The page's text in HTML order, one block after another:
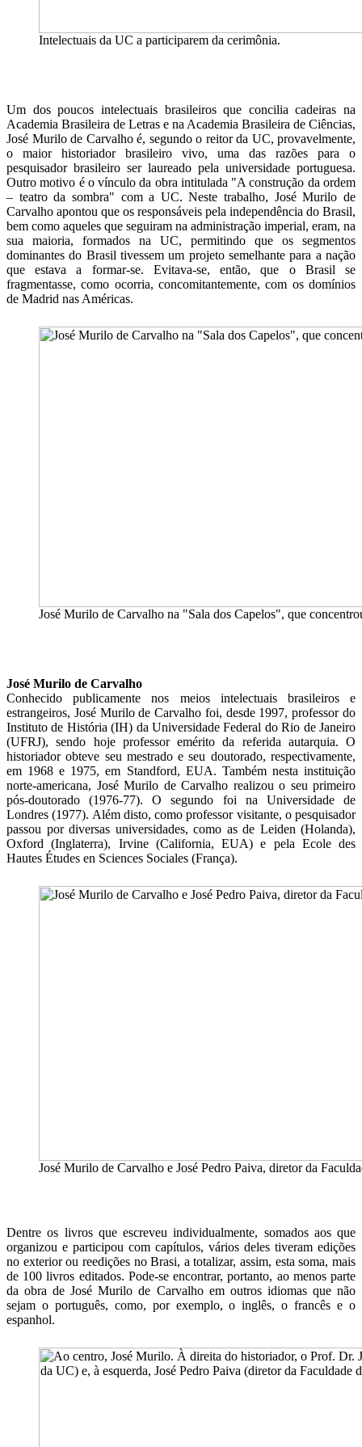
Intelectuais da UC a participarem da cerimônia.
Um dos poucos intelectuais brasileiros que concilia cadeiras na
Academia Brasileira de Letras e na Academia Brasileira de Ciências,
José Murilo de Carvalho é, segundo o reitor da UC, provavelmente,
o maior historiador brasileiro vivo, uma das razões para o
pesquisador brasileiro ser laureado pela universidade portuguesa.
Outro motivo é o vínculo da obra intitulada "A construção da ordem
– teatro da sombra" com a UC. Neste trabalho, José Murilo de
Carvalho apontou que os responsáveis pela independência do Brasil,
bem como aqueles que seguiram na administração imperial, eram, na
sua maioria, formados na UC, permitindo que os segmentos
dominantes do Brasil tivessem um projeto semelhante para a nação
que estava a formar-se. Evitava-se, então, que o Brasil se
fragmentasse, como ocorria, concomitantemente, com os domínios
de Madrid nas Américas.
José Murilo de Carvalho na "Sala dos Capelos", que
José Murilo de Carvalho
Conhecido publicamente nos meios intelectuais brasileiros e
estrangeiros, José Murilo de Carvalho foi, desde 1997, professor do
Instituto de História (IH) da Universidade Federal do Rio de Janeiro
(UFRJ), sendo hoje professor emérito da referida autarquia. O
historiador obteve seu mestrado e seu doutorado, respectivamente,
em 1968 e 1975, em Standford, EUA. Também nesta instituição
norte-americana, José Murilo de Carvalho realizou o seu primeiro
pós-doutorado (1976-77). O segundo foi na Universidade de
Londres (1977). Além disto, como professor visitante, o pesquisador
passou por diversas universidades, como as de Leiden (Holanda),
Oxford (Inglaterra), Irvine (California, EUA) e pela Ecole des
Hautes Études en Sciences Sociales (França).
José Murilo de Carvalho e José Pedro Paiva, diretor da
Dentre os livros que escreveu individualmente, somados aos que
organizou e participou com capítulos, vários deles tiveram edições
no exterior ou reedições no Brasi, a totalizar, assim, esta soma, mais
de 100 livros editados. Pode-se encontrar, portanto, ao menos parte
da obra de José Murilo de Carvalho em outros idiomas que não
sejam o português, como, por exemplo, o inglês, o francês e o
espanhol.